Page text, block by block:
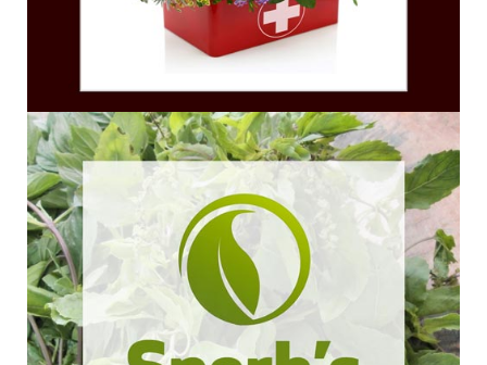
Cancellation Policy
Se você perdeu um evento ao vivo, você poderá
assistir às gravações depois.